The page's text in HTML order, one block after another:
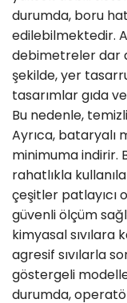
durumda, boru
edilebilmektedir.
debimetreler dar
şekilde, yer
tasarımlar gıda
Bu nedenle,
Ayrıca, bataryalı
minimuma indirir.
rahatlıkla
çeşitler patlayıcı
güvenli ölçüm
kimyasal sıvılara
agresif sıvılarla
göstergeli
durumda,